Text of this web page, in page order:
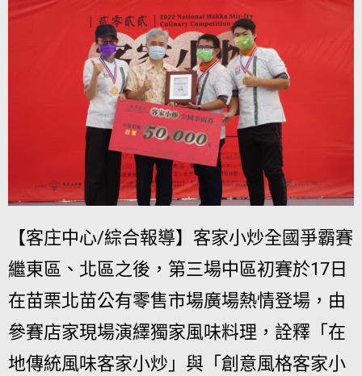
【客庄中心/綜合報導】客家小炒全國爭霸賽
繼東區、北區之後，第三場中區初賽於17日
在苗栗北苗公有零售市場廣場熱情登場，由
參賽店家現場演繹獨家風味料理，詮釋「在
地傳統風味客家小炒」與「創意風格客家小